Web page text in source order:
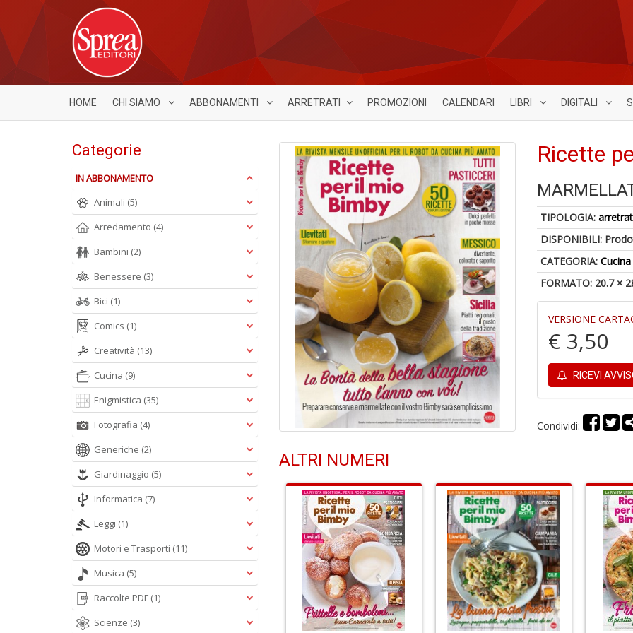
HOME CHI SIAMO ABBONAMENTI ARRETRATI PROMOZIONI CALENDARI LIBRI DIGITALI
Ricette
TIPOLOGIA:
DISPONIBILI:
CATEGORIA:Cucina
FORMATO: 20.7 ×
VERSIONE
€ 3,50
RICEVI
Condividi:
ALTRI NUMERI
Categorie
IN ABBONAMENTO
Animali (5)
Arredamento (4)
Bambini (2)
Benessere (3)
Bici (1)
Comics (1)
Creatività (13)
Cucina (9)
Enigmistica (35)
Fotografia (4)
Generiche (2)
Giardinaggio (5)
Informatica (7)
Leggi (1)
Motori e Trasporti (11)
Musica (5)
Raccolte PDF (1)
Scienze (3)